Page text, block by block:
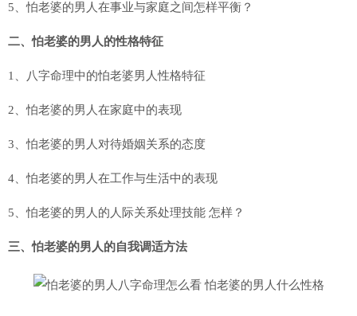
5、怕老婆的男人在事业与家庭之间怎样平衡？
二、怕老婆的男人的性格特征
1、八字命理中的怕老婆男人性格特征
2、怕老婆的男人在家庭中的表现
3、怕老婆的男人对待婚姻关系的态度
4、怕老婆的男人在工作与生活中的表现
5、怕老婆的男人的人际关系处理技能 怎样？
三、怕老婆的男人的自我调适方法